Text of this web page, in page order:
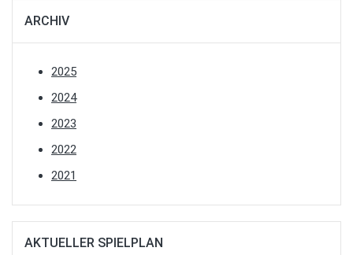
ARCHIV
2025
2024
2023
2022
2021
AKTUELLER SPIELPLAN